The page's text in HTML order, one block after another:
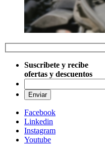
Suscribete y recibe
ofertas y descuentos
Facebook
Linkedin
Instagram
Youtube